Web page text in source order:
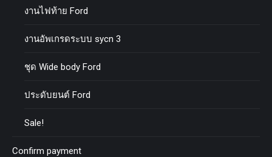
งานไฟท้าย Ford
งานอัพเกรดระบบ sycn 3
ชุด Wide body Ford
ประดับยนต์ Ford
Sale!
Confirm payment